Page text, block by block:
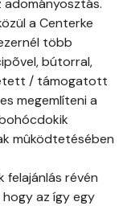
a Centerke
több
bútorral,
/ támogatott
megemlíteni a
mûködtetésében
felajánlás révén
az így egy